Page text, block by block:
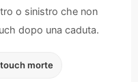
o sinistro che non
dopo una caduta.
touch morte